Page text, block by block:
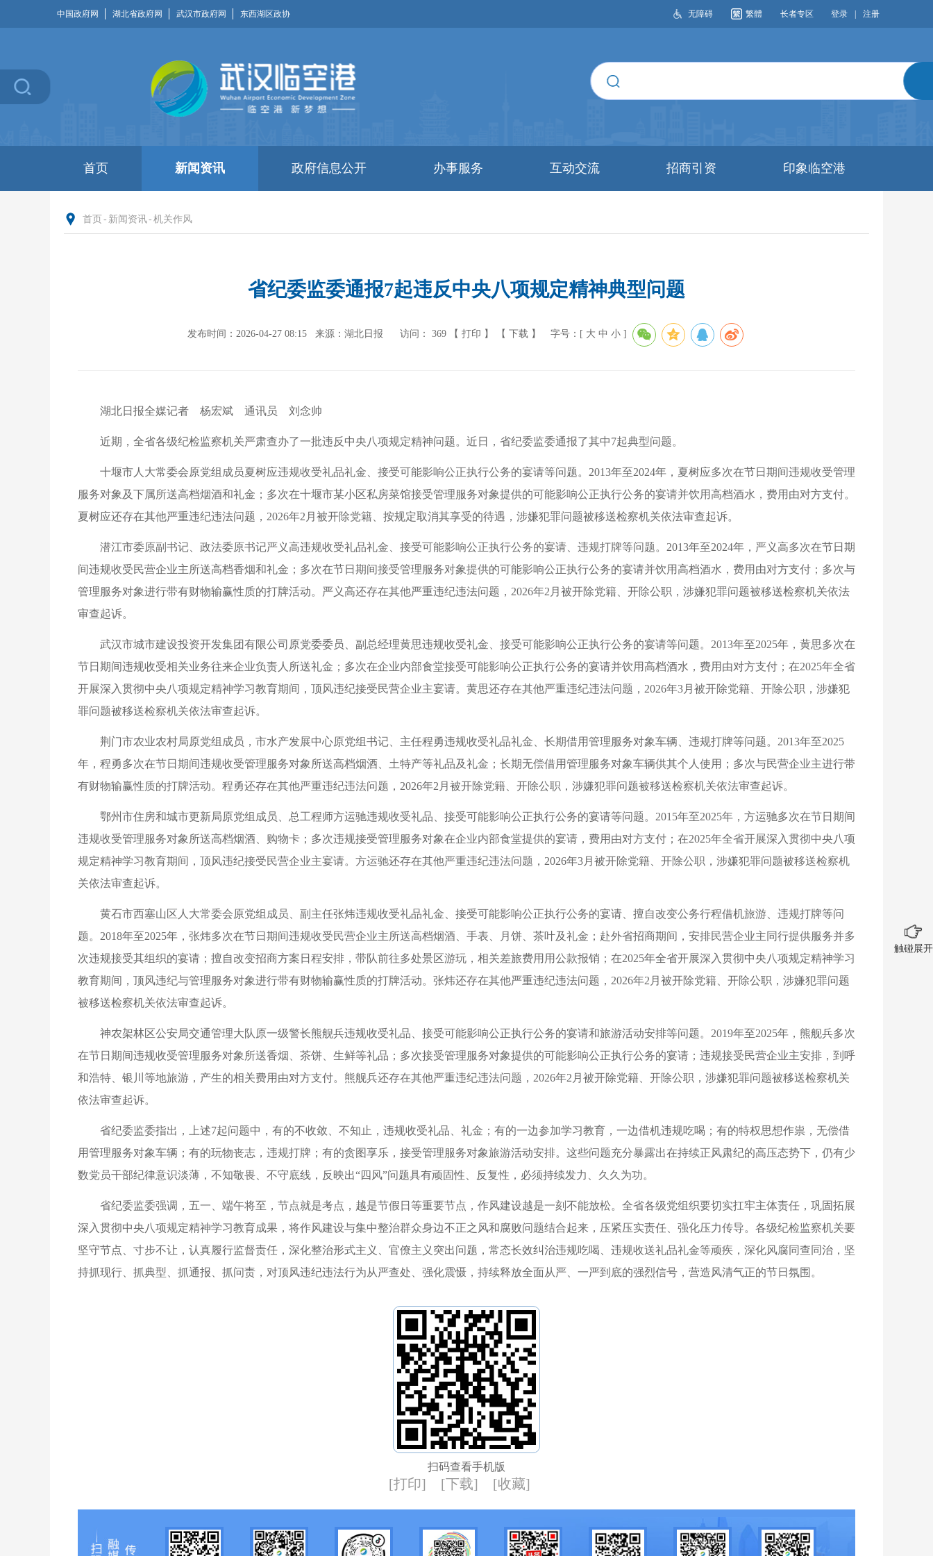
中国政府网 湖北省政府网 武汉市政府网 东西湖区政协 无障碍 繁體 长者专区 登录 注册
首页 新闻资讯 政府信息公开 办事服务 互动交流 招商引资 印象临空港
首页 - 新闻资讯- 机关作风
省纪委监委通报7起违反中央八项规定精神典型问题
发布时间：2026-04-27 08:15 来源：湖北日报 访问： 369 【 打印 】 【 下载 】 字号：[ 大 中 小]
湖北日报全媒记者 杨宏斌 通讯员 刘念帅
近期，全省各级纪检监察机关严肃查办了一批违反中央八项规定精神问题。近日，省纪委监委通报了其中7起典型问题。
十堰市人大常委会原党组成员夏树应违规收受礼品礼金、接受可能影响公正执行公务的宴请等问题。2013年至2024年，夏树应多次在节日期间违规收受管理
服务对象及下属所送高档烟酒和礼金；多次在十堰市某小区私房菜馆接受管理服务对象提供的可能影响公正执行公务的宴请并饮用高档酒水，费用由对方支付。
夏树应还存在其他严重违纪违法问题，2026年2月被开除党籍、按规定取消其享受的待遇，涉嫌犯罪问题被移送检察机关依法审查起诉。
潜江市委原副书记、政法委原书记严义高违规收受礼品礼金、接受可能影响公正执行公务的宴请、违规打牌等问题。2013年至2024年，严义高多次在节日期
间违规收受民营企业主所送高档香烟和礼金；多次在节日期间接受管理服务对象提供的可能影响公正执行公务的宴请并饮用高档酒水，费用由对方支付；多次与
管理服务对象进行带有财物输赢性质的打牌活动。严义高还存在其他严重违纪违法问题，2026年2月被开除党籍、开除公职，涉嫌犯罪问题被移送检察机关依法
审查起诉。
武汉市城市建设投资开发集团有限公司原党委委员、副总经理黄思违规收受礼金、接受可能影响公正执行公务的宴请等问题。2013年至2025年，黄思多次在
节日期间违规收受相关业务往来企业负责人所送礼金；多次在企业内部食堂接受可能影响公正执行公务的宴请并饮用高档酒水，费用由对方支付；在2025年全省
开展深入贯彻中央八项规定精神学习教育期间，顶风违纪接受民营企业主宴请。黄思还存在其他严重违纪违法问题，2026年3月被开除党籍、开除公职，涉嫌犯
罪问题被移送检察机关依法审查起诉。
荆门市农业农村局原党组成员，市水产发展中心原党组书记、主任程勇违规收受礼品礼金、长期借用管理服务对象车辆、违规打牌等问题。2013年至2025
年，程勇多次在节日期间违规收受管理服务对象所送高档烟酒、土特产等礼品及礼金；长期无偿借用管理服务对象车辆供其个人使用；多次与民营企业主进行带
有财物输赢性质的打牌活动。程勇还存在其他严重违纪违法问题，2026年2月被开除党籍、开除公职，涉嫌犯罪问题被移送检察机关依法审查起诉。
鄂州市住房和城市更新局原党组成员、总工程师方运驰违规收受礼品、接受可能影响公正执行公务的宴请等问题。2015年至2025年，方运驰多次在节日期间
违规收受管理服务对象所送高档烟酒、购物卡；多次违规接受管理服务对象在企业内部食堂提供的宴请，费用由对方支付；在2025年全省开展深入贯彻中央八项
规定精神学习教育期间，顶风违纪接受民营企业主宴请。方运驰还存在其他严重违纪违法问题，2026年3月被开除党籍、开除公职，涉嫌犯罪问题被移送检察机
关依法审查起诉。
黄石市西塞山区人大常委会原党组成员、副主任张炜违规收受礼品礼金、接受可能影响公正执行公务的宴请、擅自改变公务行程借机旅游、违规打牌等问
题。2018年至2025年，张炜多次在节日期间违规收受民营企业主所送高档烟酒、手表、月饼、茶叶及礼金；赴外省招商期间，安排民营企业主同行提供服务并多
次违规接受其组织的宴请；擅自改变招商方案日程安排，带队前往多处景区游玩，相关差旅费用用公款报销；在2025年全省开展深入贯彻中央八项规定精神学习
教育期间，顶风违纪与管理服务对象进行带有财物输赢性质的打牌活动。张炜还存在其他严重违纪违法问题，2026年2月被开除党籍、开除公职，涉嫌犯罪问题
被移送检察机关依法审查起诉。
神农架林区公安局交通管理大队原一级警长熊舰兵违规收受礼品、接受可能影响公正执行公务的宴请和旅游活动安排等问题。2019年至2025年，熊舰兵多次
在节日期间违规收受管理服务对象所送香烟、茶饼、生鲜等礼品；多次接受管理服务对象提供的可能影响公正执行公务的宴请；违规接受民营企业主安排，到呼
和浩特、银川等地旅游，产生的相关费用由对方支付。熊舰兵还存在其他严重违纪违法问题，2026年2月被开除党籍、开除公职，涉嫌犯罪问题被移送检察机关
依法审查起诉。
省纪委监委指出，上述7起问题中，有的不收敛、不知止，违规收受礼品、礼金；有的一边参加学习教育，一边借机违规吃喝；有的特权思想作祟，无偿借
用管理服务对象车辆；有的玩物丧志，违规打牌；有的贪图享乐，接受管理服务对象旅游活动安排。这些问题充分暴露出在持续正风肃纪的高压态势下，仍有少
数党员干部纪律意识淡薄，不知敬畏、不守底线，反映出“四风”问题具有顽固性、反复性，必须持续发力、久久为功。
省纪委监委强调，五一、端午将至，节点就是考点，越是节假日等重要节点，作风建设越是一刻不能放松。全省各级党组织要切实扛牢主体责任，巩固拓展
深入贯彻中央八项规定精神学习教育成果，将作风建设与集中整治群众身边不正之风和腐败问题结合起来，压紧压实责任、强化压力传导。各级纪检监察机关要
坚守节点、寸步不让，认真履行监督责任，深化整治形式主义、官僚主义突出问题，常态长效纠治违规吃喝、违规收送礼品礼金等顽疾，深化风腐同查同治，坚
持抓现行、抓典型、抓通报、抓问责，对顶风违纪违法行为从严查处、强化震慑，持续释放全面从严、一严到底的强烈信号，营造风清气正的节日氛围。
扫码查看手机版
[打印] [下载] [收藏]
触碰展开